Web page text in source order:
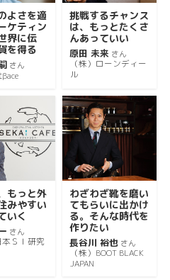
よさを適
ケティン
界に伝
を得る
さん
挑戦するチャンス
は、もっとたくさ
んあっていい
原田 未来 さん
（株）ローンディー
ル
もっと外
みやすい
いく
さん
本ＳＩ研究
わざわざ靴を磨い
てもらいに出かけ
る。そんな時代を
作りたい
長谷川 裕也 さん
（株）BOOT BLACK
JAPAN